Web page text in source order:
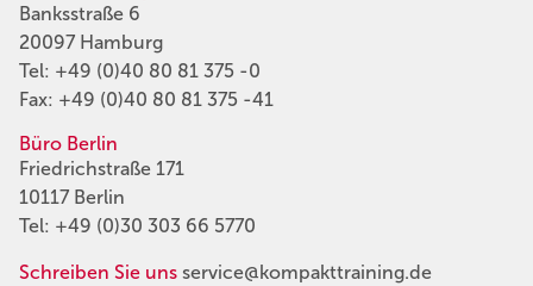
Banksstraße 6
20097 Hamburg
Tel: +49 (0)40 80 81 375 -0
Fax: +49 (0)40 80 81 375 -41
Büro Berlin
Friedrichstraße 171
10117 Berlin
Tel: +49 (0)30 303 66 5770
Schreiben Sie uns service@kompakttraining.de